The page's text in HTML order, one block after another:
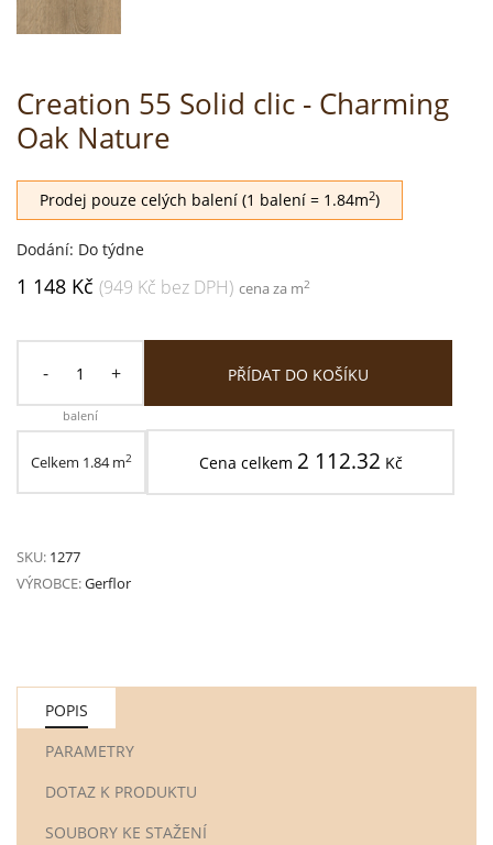
Creation 55 Solid clic - Charming
Oak Nature
Prodej pouze celých balení (1 balení = 1.84m2)
Dodání: Do týdne
1 148 Kč (949 Kč bez DPH) cena za m2
- +
balení
PŘÍDAT DO KOŠÍKU
Celkem 1.84m2 Cena celkem 2 112.32 Kč
SKU: 1277
VÝROBCE:Gerflor
POPIS
PARAMETRY
DOTAZ K PRODUKTU
SOUBORY KE STAŽENÍ